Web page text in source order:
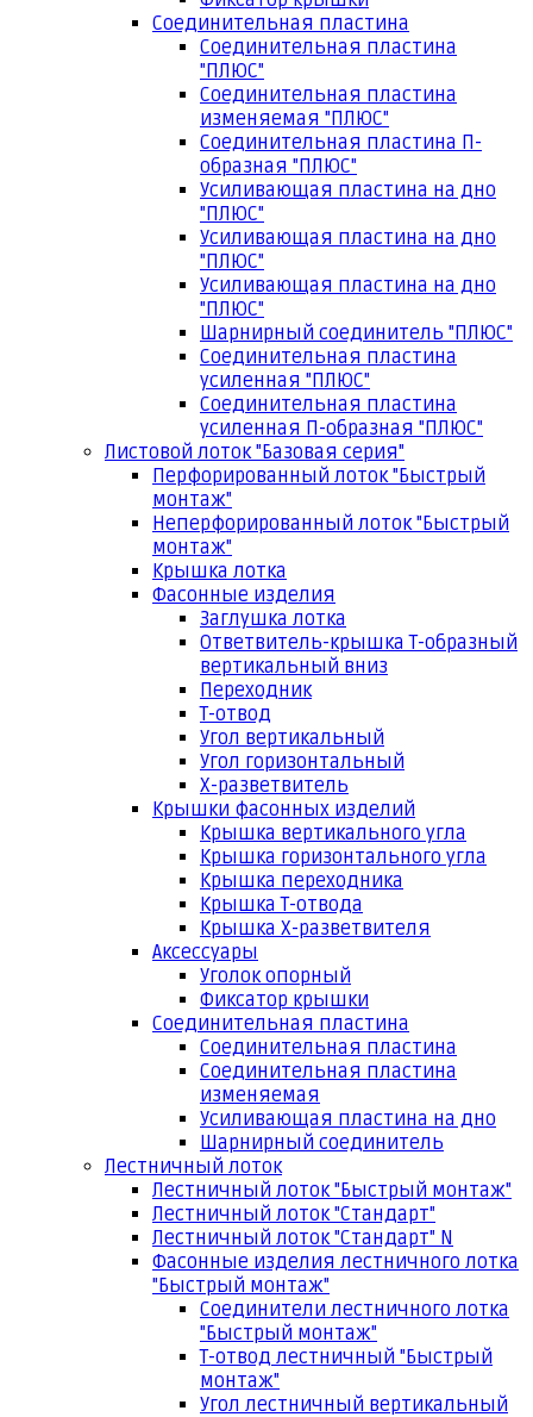
Соединительная пластина
Соединительная пластина
"ПЛЮС"
Соединительная пластина
изменяемая "ПЛЮС"
Соединительная пластина П-
образная "ПЛЮС"
Усиливающая пластина на дно
"ПЛЮС"
Усиливающая пластина на дно
"ПЛЮС"
Усиливающая пластина на дно
"ПЛЮС"
Шарнирный соединитель "ПЛЮС"
Соединительная пластина
усиленная "ПЛЮС"
Соединительная пластина
усиленная П-образная "ПЛЮС"
Листовой лоток "Базовая серия"
Перфорированный лоток "Быстрый
монтаж"
Неперфорированный лоток "Быстрый
монтаж"
Крышка лотка
Фасонные изделия
Заглушка лотка
Ответвитель-крышка Т-образный
вертикальный вниз
Переходник
Т-отвод
Угол вертикальный
Угол горизонтальный
Х-разветвитель
Крышки фасонных изделий
Крышка вертикального угла
Крышка горизонтального угла
Крышка переходника
Крышка Т-отвода
Крышка Х-разветвителя
Аксессуары
Уголок опорный
Фиксатор крышки
Соединительная пластина
Соединительная пластина
Соединительная пластина
изменяемая
Усиливающая пластина на дно
Шарнирный соединитель
Лестничный лоток
Лестничный лоток "Быстрый монтаж"
Лестничный лоток "Стандарт"
Лестничный лоток "Стандарт" N
Фасонные изделия лестничного лотка
"Быстрый монтаж"
Соединители лестничного лотка
"Быстрый монтаж"
Т-отвод лестничный "Быстрый
монтаж"
Угол лестничный вертикальный